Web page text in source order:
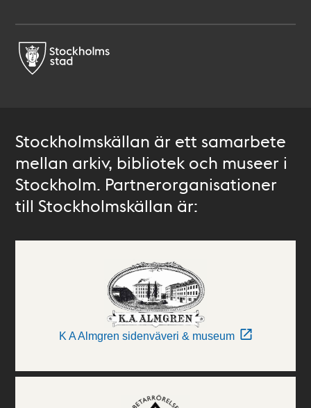
Stockholmskällan är ett samarbete
mellan arkiv, bibliotek och museer i
Stockholm. Partnerorganisationer
till Stockholmskällan är:
K A Almgren sidenväveri & museum